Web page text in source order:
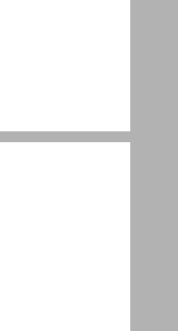
מסלול "בלי ניקוד" ... 11